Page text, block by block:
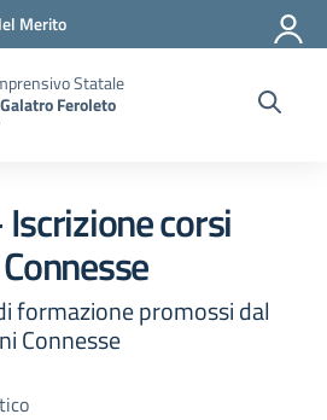
Merito
Statale
Feroleto
corsi
formazione promossi dal
Connesse